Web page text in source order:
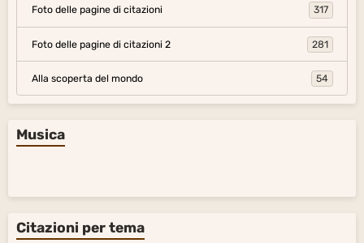
Foto delle pagine di citazioni 317
Foto delle pagine di citazioni 2 281
Alla scoperta del mondo 54
Musica
Citazioni per tema